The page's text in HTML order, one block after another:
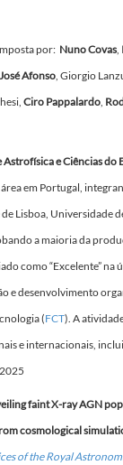
por: Nuno Covas,
José Afonso, Giorgio
Ciro Pappalardo,
e Ciências do
em Portugal,
Lisboa, Universidade
a maioria da
como “Excelente” na
e desenvolvimento
(FCT). A
e internacionais,
faint X-ray AGN
cosmological
of the Royal